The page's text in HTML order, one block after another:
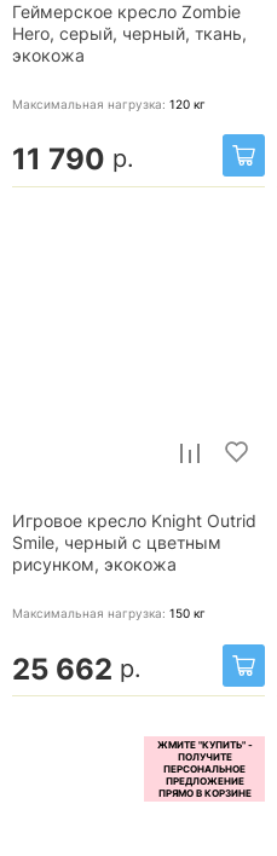
Геймерское кресло Zombie
Hero, серый, черный, ткань,
экокожа
Максимальная нагрузка: 120 кг
11 790 р.
Игровое кресло Knight Outrid
Smile, черный с цветным
рисунком, экокожа
Максимальная нагрузка: 150 кг
25 662 р.